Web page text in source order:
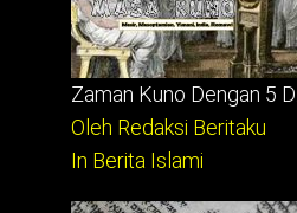
Zaman Kuno Dengan 5 D…
Oleh Redaksi Beritaku
In Berita Islami